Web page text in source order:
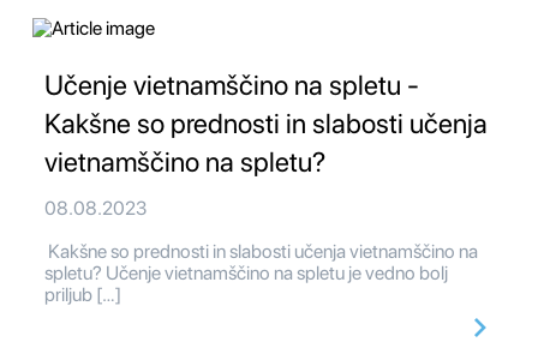
Učenje vietnamščino na spletu -
Kakšne so prednosti in slabosti učenja
vietnamščino na spletu?
08.08.2023
Kakšne so prednosti in slabosti učenja vietnamščino na
spletu? Učenje vietnamščino na spletu je vedno bolj
priljub […]